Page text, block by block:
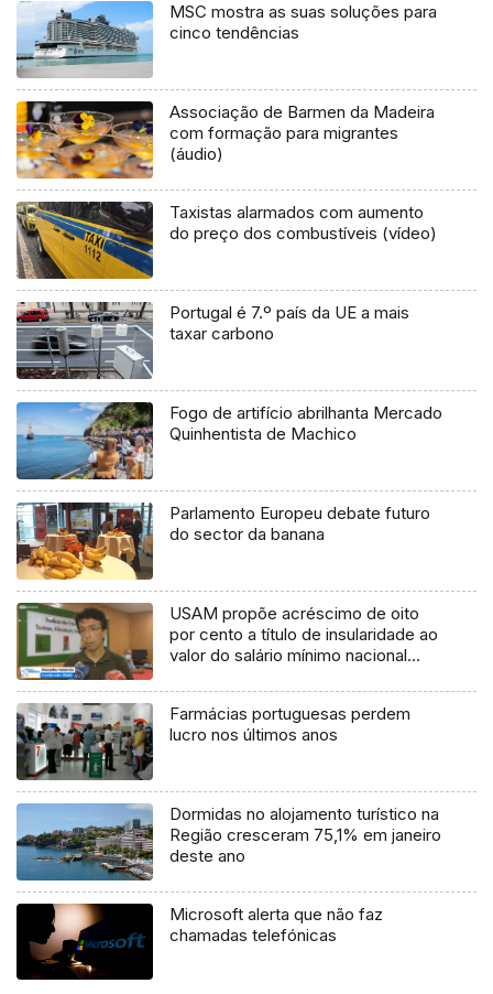
MSC mostra as suas soluções para
cinco tendências
Associação de Barmen da Madeira
com formação para migrantes
(áudio)
Taxistas alarmados com aumento
do preço dos combustíveis (vídeo)
Portugal é 7.º país da UE a mais
taxar carbono
Fogo de artifício abrilhanta Mercado
Quinhentista de Machico
Parlamento Europeu debate futuro
do sector da banana
USAM propõe acréscimo de oito
por cento a título de insularidade ao
valor do salário mínimo nacional
Farmácias portuguesas perdem
lucro nos últimos anos
Dormidas no alojamento turístico na
Região cresceram 75,1% em janeiro
deste ano
Microsoft alerta que não faz
chamadas telefónicas